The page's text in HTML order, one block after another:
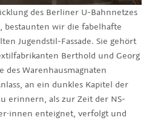
des Berliner U-Bahnnetzes
bestaunten wir die fabelhafte
Jugendstil-Fassade. Sie gehört
Berthold und Georg
des Warenhausmagnaten
an ein dunkles Kapitel der
erinnern, als zur Zeit der NS-
enteignet, verfolgt und